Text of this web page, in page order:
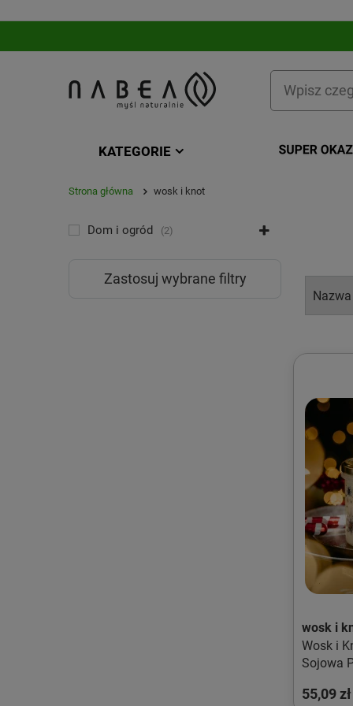
KATEGORIE
Strona główna wosk i knot
KATEGORIA
Dom i ogród 2
Zastosuj wybrane filtry
wosk i
Wosk i Knot
Sojowa
55,09 zł